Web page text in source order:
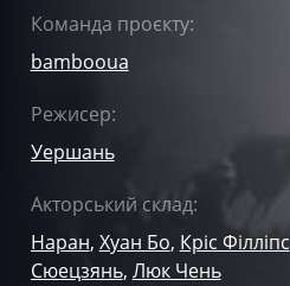
Команда проєкту:
bambooua
Режисер:
Уершань
Акторський склад:
Наран, Хуан Бо, Кріс Філліпс
Сюецзянь, Люк Чень